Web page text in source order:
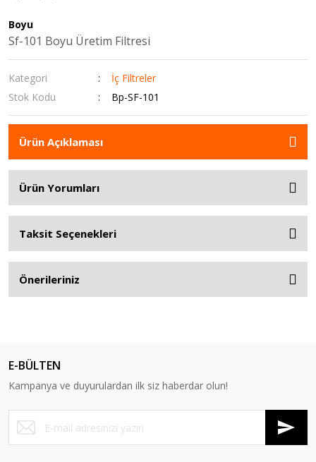
Boyu
Sf-101 Boyu Üretim Filtresi
Kategori
İç Filtreler
Stok Kodu
Bp-SF-101
Ürün Açıklaması
Ürün Yorumları
Taksit Seçenekleri
Önerileriniz
E-BÜLTEN
Kampanya ve duyurulardan ilk siz haberdar olun!